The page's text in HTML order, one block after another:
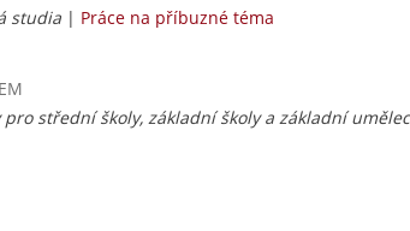
studia | Práce na příbuzné téma
střední školy, základní školy a základní